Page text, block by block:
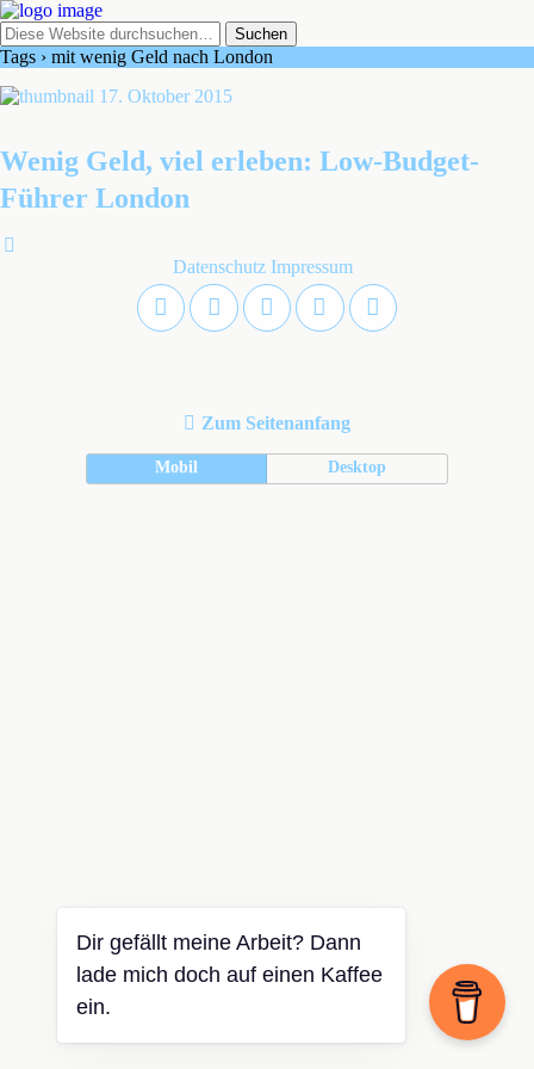
Tags › mit wenig Geld nach London
17. Oktober 2015
Wenig Geld, viel erleben: Low-Budget-
Führer London
Datenschutz Impressum
Zum Seitenanfang
Mobil Desktop
Dir gefällt meine Arbeit? Dann
lade mich doch auf einen Kaffee
ein.